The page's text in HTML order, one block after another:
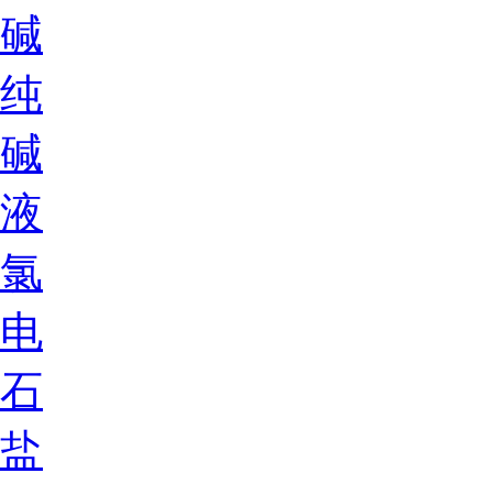
碱
纯
碱
液
氯
电
石
盐